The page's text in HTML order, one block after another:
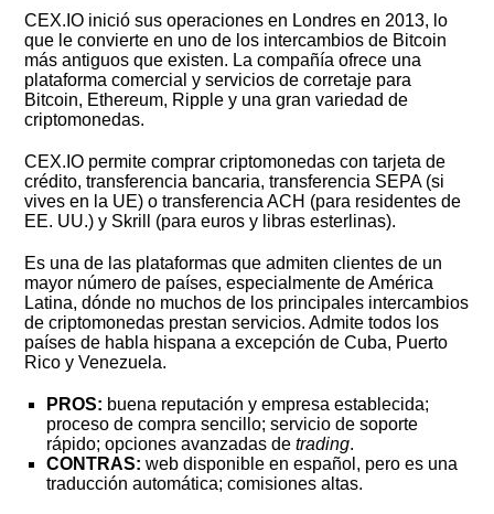
CEX.IO inició sus operaciones en Londres en 2013, lo
que le convierte en uno de los intercambios de Bitcoin
más antiguos que existen. La compañía ofrece una
plataforma comercial y servicios de corretaje para
Bitcoin, Ethereum, Ripple y una gran variedad de
criptomonedas.
CEX.IO permite comprar criptomonedas con tarjeta de
crédito, transferencia bancaria, transferencia SEPA (si
vives en la UE) o transferencia ACH (para residentes de
EE. UU.) y Skrill (para euros y libras esterlinas).
Es una de las plataformas que admiten clientes de un
mayor número de países, especialmente de América
Latina, dónde no muchos de los principales intercambios
de criptomonedas prestan servicios. Admite todos los
países de habla hispana a excepción de Cuba, Puerto
Rico y Venezuela.
PROS: buena reputación y empresa establecida;
proceso de compra sencillo; servicio de soporte
rápido; opciones avanzadas detrading.
CONTRAS: web disponible en español, pero es una
traducción automática; comisiones altas.